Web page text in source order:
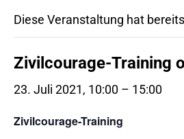
Diese Veranstaltung hat
Zivilcourage-Training
23. Juli 2021, 10:00 – 15:00
Zivilcourage-Training